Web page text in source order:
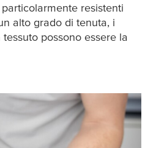
resistenti
alto grado di tenuta, i
possono essere la